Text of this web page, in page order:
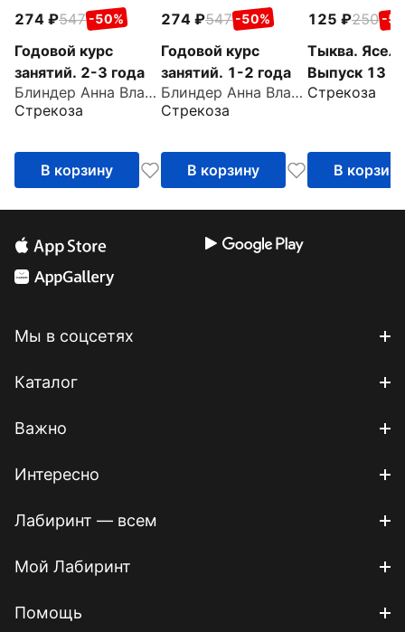
274 547 -50%
Годовой курс
занятий. 2-3 года
Блиндер Анна Владимировна
Стрекоза
В корзину
274 547 -50%
Годовой курс
занятий. 1-2 года
Блиндер Анна Владимировна
Стрекоза
В корзину
125 250 -
Тыква.
Выпуск 13
Стрекоза
В корзину
Мы в соцсетях
Каталог
Важно
Интересно
Лабиринт — всем
Мой Лабиринт
Помощь